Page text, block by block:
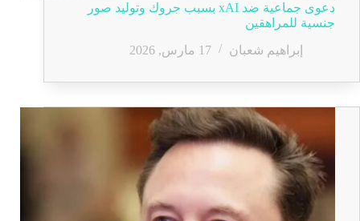
دعوى جماعية ضد xAI بسبب جروك وتوليد صور
جنسية للمراهقين
إبراهيم شعبان
17 مارس, 2026